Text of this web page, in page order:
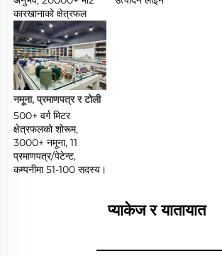
कारखानाको क्षेत्रफल
नमूना, प्रमाणपत्र र टोली
500+ वर्ग मिटर
क्षेत्रफलको शोरूम,
3000+ नमूना, 11
प्रमाणपत्र/पेटेन्ट,
प्याकेज र यातायात
________________